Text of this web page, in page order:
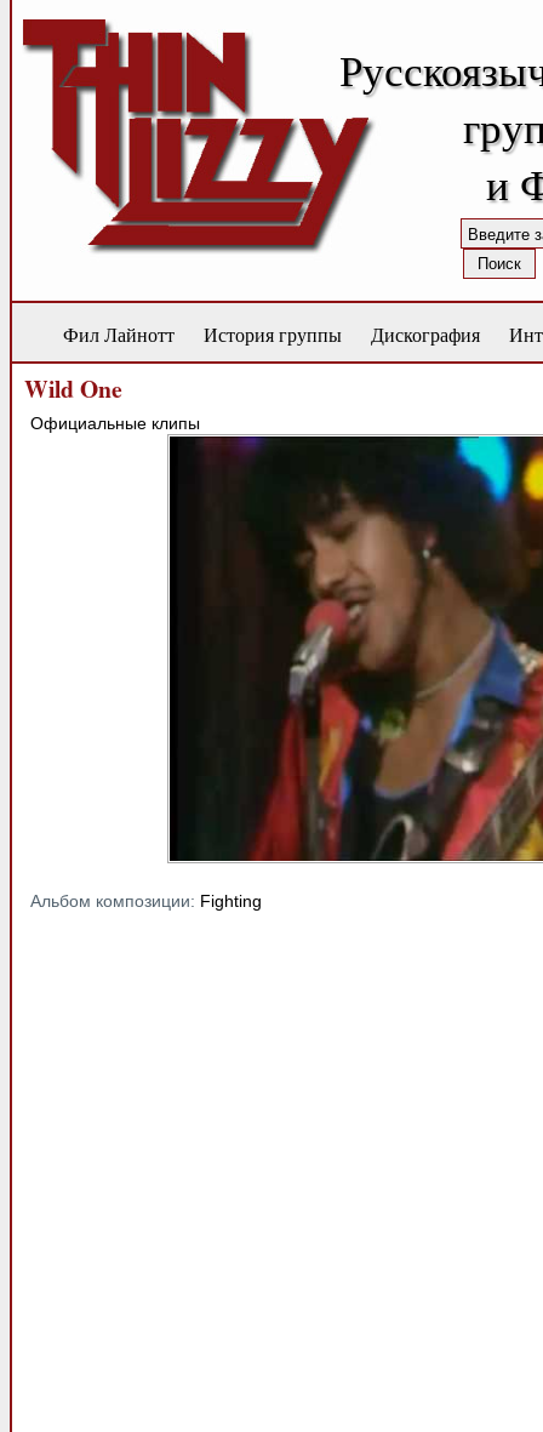
и
Фил Лайнотт История группы Дискография
Wild One
Официальные клипы
Альбом композиции: Fighting